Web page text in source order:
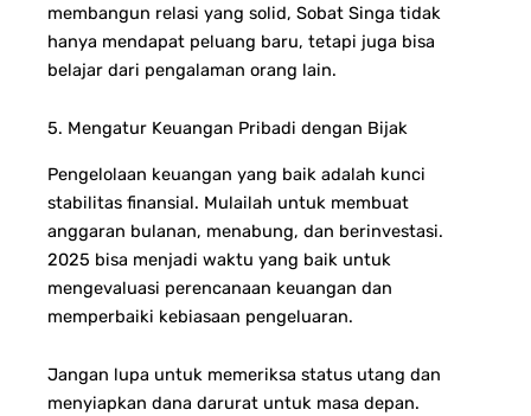
membangun relasi yang solid, Sobat Singa tidak
hanya mendapat peluang baru, tetapi juga bisa
belajar dari pengalaman orang lain.
5. Mengatur Keuangan Pribadi dengan Bijak
Pengelolaan keuangan yang baik adalah kunci
stabilitas finansial. Mulailah untuk membuat
anggaran bulanan, menabung, dan berinvestasi.
2025 bisa menjadi waktu yang baik untuk
mengevaluasi perencanaan keuangan dan
memperbaiki kebiasaan pengeluaran.
Jangan lupa untuk memeriksa status utang dan
menyiapkan dana darurat untuk masa depan.